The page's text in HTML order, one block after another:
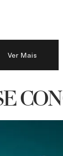
Ver Mais